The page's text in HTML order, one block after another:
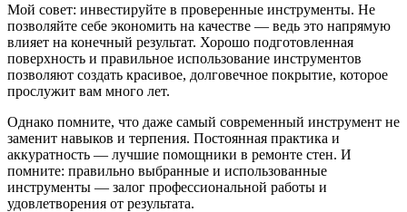
Мой совет: инвестируйте в проверенные инструменты. Не
позволяйте себе экономить на качестве — ведь это напрямую
влияет на конечный результат. Хорошо подготовленная
поверхность и правильное использование инструментов
позволяют создать красивое, долговечное покрытие, которое
прослужит вам много лет.
Однако помните, что даже самый современный инструмент не
заменит навыков и терпения. Постоянная практика и
аккуратность — лучшие помощники в ремонте стен. И
помните: правильно выбранные и использованные
инструменты — залог профессиональной работы и
удовлетворения от результата.